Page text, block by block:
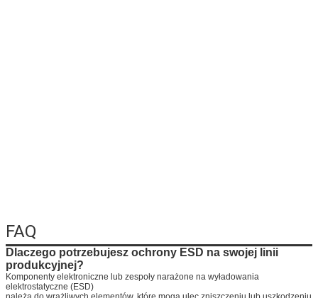
Oddzwonimy
FAQ
Dlaczego potrzebujesz ochrony ESD na swojej linii
produkcyjnej?
Komponenty elektroniczne lub zespoły narażone na wyładowania
elektrostatyczne (ESD)